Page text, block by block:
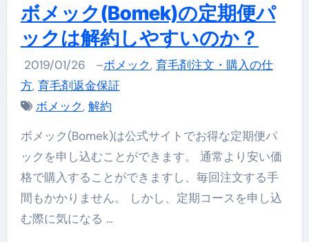
ボメック(Bomek)の定期便パ
ックは解約しやすいのか？
2019/01/26 –ボメック, 育毛剤注文・購入の仕
方, 育毛剤返金保証
ボメック, 解約
ボメック(Bomek)は公式サイトでお得な定期便パ
ックを申し込むことができます。 通常より安い価
格で購入することができますし、毎回注文する手
間もかかりません。 しかし、定期コースを申し込
む際に気になる …